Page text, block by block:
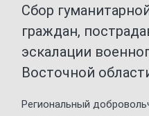
Сбор
граждан,
эскалации
Восточной
Региональный